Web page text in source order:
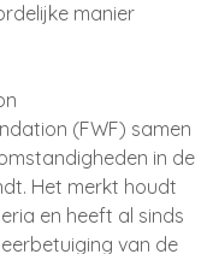
manier
(FWF) samen
in de
Het merkt houdt
en heeft al sinds
van de